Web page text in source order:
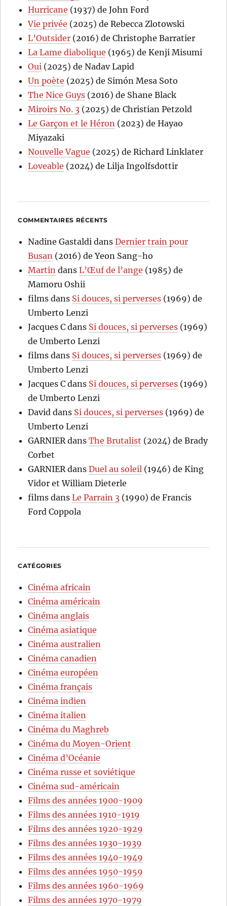
Hurricane (1937) de John Ford
Vie privée (2025) de Rebecca Zlotowski
L’Outsider (2016) de Christophe Barratier
La Lame diabolique (1965) de Kenji Misumi
Oui (2025) de Nadav Lapid
Un poète (2025) de Simón Mesa Soto
The Nice Guys (2016) de Shane Black
Miroirs No. 3 (2025) de Christian Petzold
Le Garçon et le Héron (2023) de Hayao
Miyazaki
Nouvelle Vague (2025) de Richard Linklater
Loveable (2024) de Lilja Ingolfsdottir
COMMENTAIRES RÉCENTS
Nadine Gastaldi dansDernier train pour
Busan (2016) de Yeon Sang-ho
Martin dansL’Œuf de l’ange (1985) de
Mamoru Oshii
films dans Si douces, si perverses (1969) de
Umberto Lenzi
Jacques C dans Si douces, si perverses (1969)
de Umberto Lenzi
films dans Si douces, si perverses (1969) de
Umberto Lenzi
Jacques C dans Si douces, si perverses (1969)
de Umberto Lenzi
David dans Si douces, si perverses (1969) de
Umberto Lenzi
GARNIERdansThe Brutalist (2024) de Brady
Corbet
GARNIERdansDuel au soleil (1946) de King
Vidor et William Dieterle
films dansLe Parrain 3 (1990) de Francis
Ford Coppola
CATÉGORIES
Cinéma africain
Cinéma américain
Cinéma anglais
Cinéma asiatique
Cinéma australien
Cinéma canadien
Cinéma européen
Cinéma français
Cinéma indien
Cinéma italien
Cinéma du Maghreb
Cinéma du Moyen-Orient
Cinéma d’Océanie
Cinéma russe et soviétique
Cinéma sud-américain
Films des années 1900-1909
Films des années 1910-1919
Films des années 1920-1929
Films des années 1930-1939
Films des années 1940-1949
Films des années 1950-1959
Films des années 1960-1969
Films des années 1970-1979